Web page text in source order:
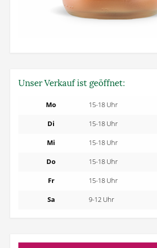
Unser Verkauf ist geöffnet:
Mo 15-18 Uhr
Di 15-18 Uhr
Mi 15-18 Uhr
Do 15-18 Uhr
Fr 15-18 Uhr
Sa 9-12 Uhr